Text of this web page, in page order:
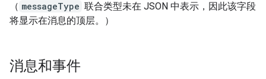
（ messageType 联合类型未在 JSON 中表示，因此该字段
将显示在消息的顶层。）
消息和事件